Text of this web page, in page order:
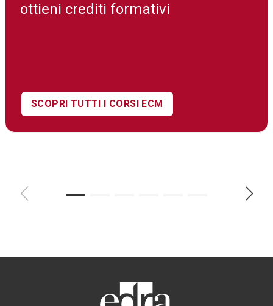
ottieni crediti formativi
SCOPRI TUTTI I CORSI ECM